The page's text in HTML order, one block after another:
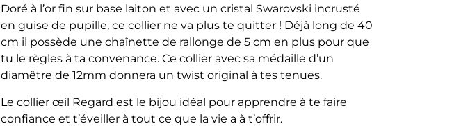
Doré à l’or fin sur base laiton et avec un cristal Swarovski incrusté
en guise de pupille, ce collier ne va plus te quitter ! Déjà long de 40
cm il possède une chaînette de rallonge de 5 cm en plus pour que
tu le règles à ta convenance. Ce collier avec sa médaille d’un
diamêtre de 12mm donnera un twist original à tes tenues.
Le collier œil Regard est le bijou idéal pour apprendre à te faire
confiance et t’éveiller à tout ce que la vie a à t’offrir.